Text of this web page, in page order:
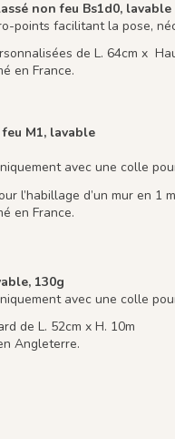
non feu Bs1d0, lavable
points facilitant la pose,
de L. 64cm x
en France.
M1, lavable
avec une colle
l’habillage d’un mur en 1
en France.
130g
avec une colle
de L. 52cm x H. 10m
Angleterre.